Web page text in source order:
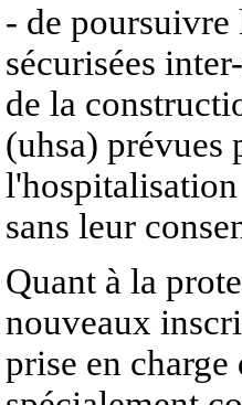
- de poursuivre
sécurisées
de la
(uhsa) prévues
l'hospitalisation
sans leur
Quant à la
nouveaux
prise en